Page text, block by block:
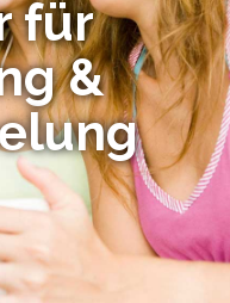
für
&